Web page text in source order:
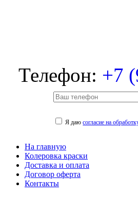
Телефон: +7
Я даюсогласие на
На главную
Колеровка краски
Доставка и оплата
Договор оферта
Контакты